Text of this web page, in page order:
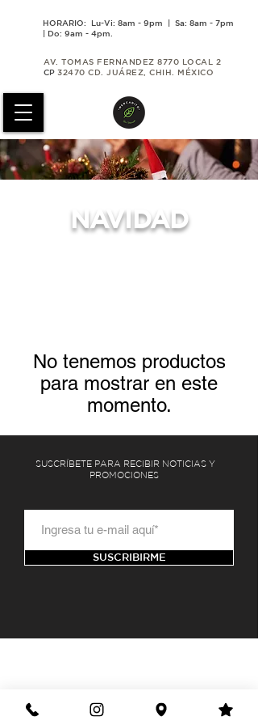
HORARIO: Lu-Vi: 8am - 9pm | Sa: 8am - 7pm
| Do: 9am - 4pm.
AV. TOMAS FERNANDEZ 8770 LOCAL 2
CP 32470 CD. JUÁREZ, CHIH. MÉXICO
NAVIDAD
No tenemos productos
para mostrar en este
momento.
SUSCRÍBETE PARA RECIBIR NOTICIAS Y
PROMOCIONES
SUSCRIBIRME
AV. TOMAS FERNANDEZ 8770 LOCAL 2
C.P. 32470